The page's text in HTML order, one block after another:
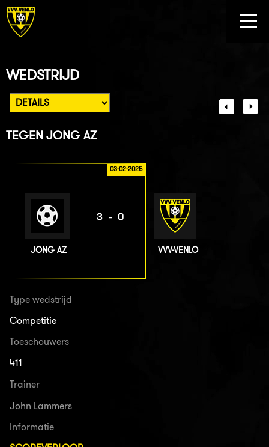
WEDSTRIJD
TEGEN JONG AZ
03-02-2025
JONG AZ
3-0
VVV-VENLO
Type wedstrijd
Competitie
Toeschouwers
411
Trainer
John Lammers
Informatie